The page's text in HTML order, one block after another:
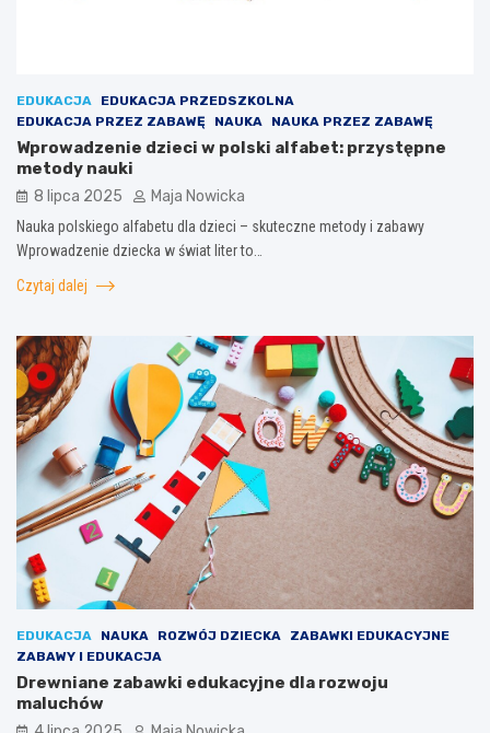
EDUKACJA
EDUKACJA PRZEDSZKOLNA
EDUKACJA PRZEZ ZABAWĘ
NAUKA NAUKA PRZEZ ZABAWĘ
Wprowadzenie dzieci w polski alfabet: przystępne
metody nauki
8 lipca 2025 Maja Nowicka
Nauka polskiego alfabetu dla dzieci – skuteczne metody i zabawy
Wprowadzenie dziecka w świat liter to…
Czytaj dalej
EDUKACJA NAUKA ROZWÓJ DZIECKA
ZABAWKI EDUKACYJNE
ZABAWY I EDUKACJA
Drewniane zabawki edukacyjne dla rozwoju
maluchów